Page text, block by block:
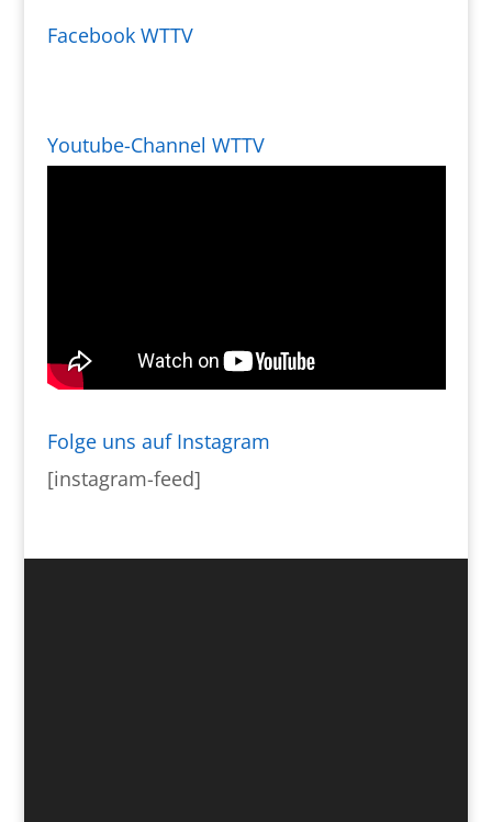
Facebook WTTV
Youtube-Channel WTTV
Folge uns auf Instagram
[instagram-feed]